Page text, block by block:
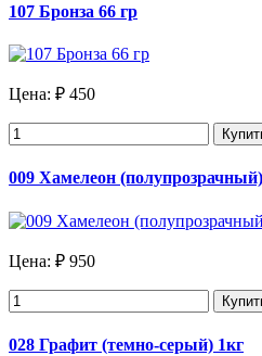
107 Бронза 66 гр
Цена: ₽ 450
009 Хамелеон
Цена: ₽ 950
028 Графит (темно-серый) 1кг